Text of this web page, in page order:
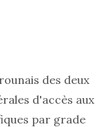
des deux
d'accès aux
par grade